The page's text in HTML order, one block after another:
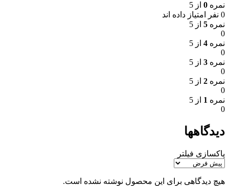
نمره 0 از 5
0 نفر امتیاز داده اند
نمره 5 از 5
0
نمره 4 از 5
0
نمره 3 از 5
0
نمره 2 از 5
0
نمره 1 از 5
0
دیدگاهها
پاکسازی فیلتر
هیچ دیدگاهی برای این محصول نوشته نشده است.